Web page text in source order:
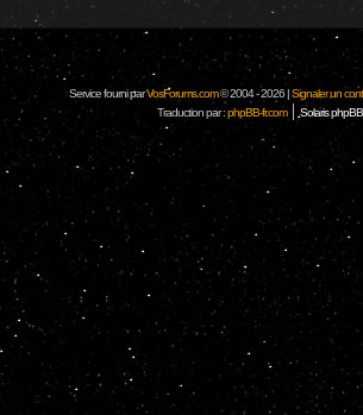
Service fourni parVosForums.com© 2004 - 2026 |Signaler un
Traduction par :phpBB-fr.com| Solaris